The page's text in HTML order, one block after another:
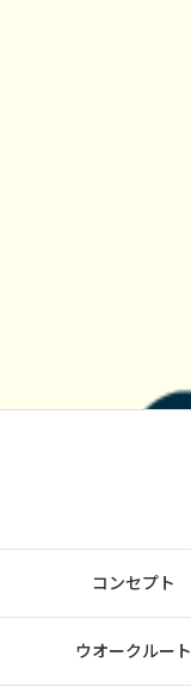
コンセプト
ウオークルート